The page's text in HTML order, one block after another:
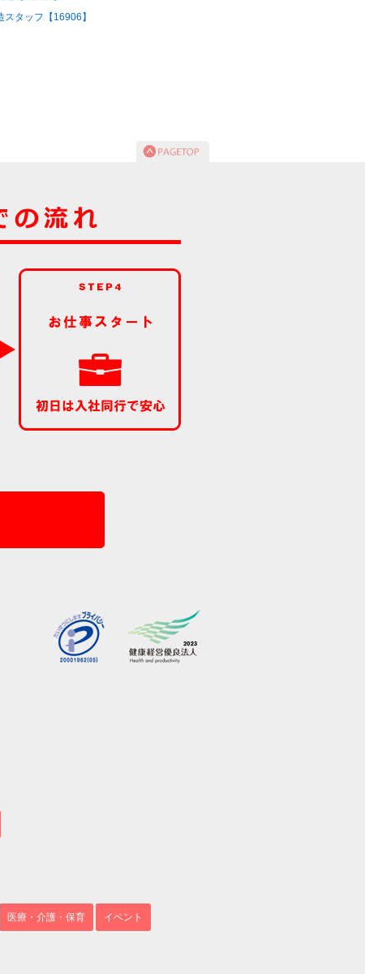
タッフ【16906】
医療・介護・保育 イベント